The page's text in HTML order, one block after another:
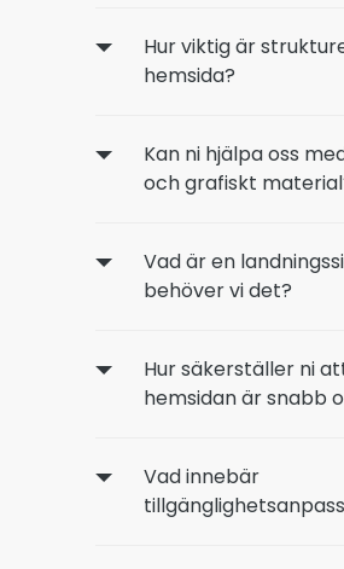
Hur viktig är
hemsida?
Kan ni hjälpa oss
och grafiskt
Vad är en
behöver vi det?
Hur säkerställer ni
hemsidan är snabb
Vad innebär